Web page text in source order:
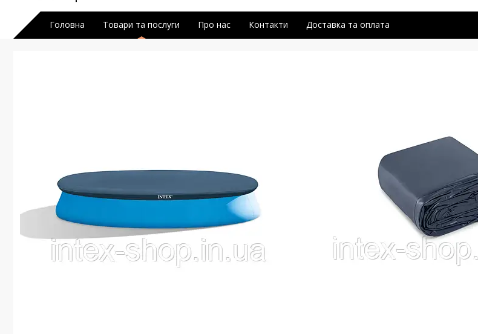
Головна Товари та послуги Про нас Контакти Доставка та оплата